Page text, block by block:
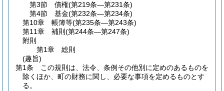
第3節
債権(第219条―第231条)
第4節
基金(第232条―第234条)
第10章
帳簿等(第235条―第243条)
第11章
補則 (第244条―第247条)
附則
第1章
総則
(趣旨)
第1条
この規則は、法令、条例その他別に定めのあるものを
除くほか、町の財務に関し、必要な事項を定めるものとす
る。